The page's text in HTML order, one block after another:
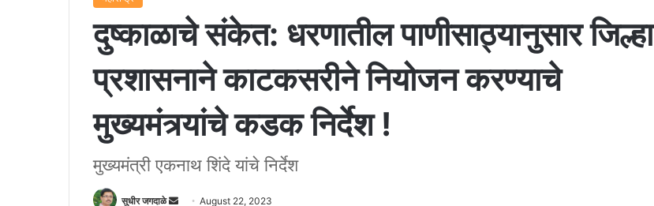
दुष्काळाचे संकेत: धरणातील पाणीसाठ्यानुसार जिल्हा
प्रशासनाने काटकसरीने नियोजन करण्याचे
मुख्यमंत्र्यांचे कडक निर्देश !
मुख्यमंत्री एकनाथ शिंदे यांचे निर्देश
सुधीर जगदाळे
Send August 22, 2023